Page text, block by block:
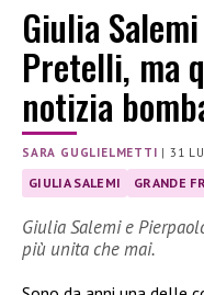
Giulia
Pretelli, ma
notizia
SARA GUGLIELMETTI |31
GIULIA SALEMI GRANDE
Giulia Salemi e
più unita che mai.